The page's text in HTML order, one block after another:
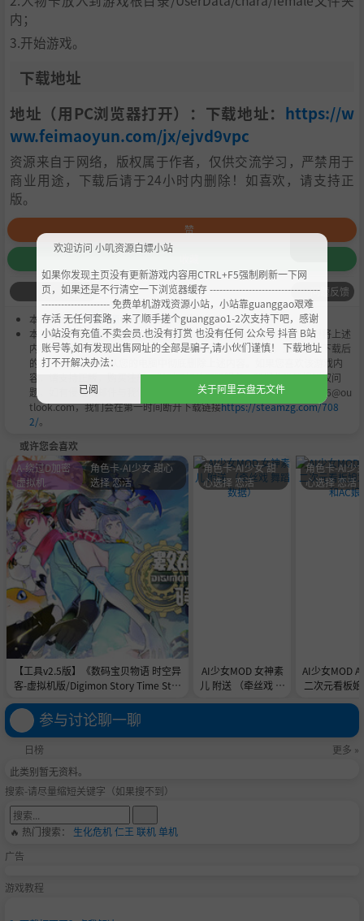
内；
3.开始游戏。
下载地址
地址（用PC浏览器打开）：下载地址： https://w
ww.feimaoyun.com/jx/ejvd9vpc
资源来自于网络，版权属于作者，仅供交流学习，严禁用于
商业用途，下载后请于24小时内删除！如喜欢，请支持正
版。
赞
问题反馈
本作品是由小叽资源 会员Chobits's 搬运作品.
本站提供的资源转载自国内外各大媒体和网络，仅供试玩体验；不得将上述
内容用于商业或者非法用途，否则，一切后果请用户自负。您必须在下载后
的24个小时之内，从您的电脑中彻底删除上述内容。如果您喜欢该游戏内
容，请支持正版，购买注册，得到更好的正版服务。我们非常重视版权问
题，如有侵权请邮件与我们联系处理。敬请谅解！E-mail：acgbns666@ou
tlook.com，我们会在第一时间断开下载链接https://steamzg.com/708
2/。
或许您会喜欢
【工具v2.5版】《数码宝贝物语 时空异
客-虚拟机版/Digimon Story Time Stra
官中免安装-简中31.1GB
A-绕过D加密
虚拟机
角色卡-AI少女 甜心
选择 恋活
AI少女MOD 女神素
儿 附送 （牵丝戏 舞
角色卡-AI少女 甜
心选择 恋活
AI少女MOD A
二次元看板
角色卡-AI少
心选择 恋活
参与讨论聊一聊
日榜
更多 »
此类别暂无资料。
搜索-请尽量缩短关键字（如果搜不到）
🔥 热门搜索： 生化危机仁王 联机单机
广告
游戏教程
欢迎访问 小叽资源白嫖小站
如果你发现主页没有更新游戏内容用CTRL+F5强制刷新一下网
页，如果还是不行清空一下浏览器缓存 ----------------------------------
--------------------- 免费单机游戏资源小站，小站靠guanggao艰难
存活 无任何套路，来了顺手搓个guanggao1-2次支持下吧，感谢
小站没有充值.不卖会员.也没有打赏 也没有任何 公众号 抖音 B站
账号等,如有发现出售网址的全部是骗子,请小伙们谨慎！ 下载地址
打不开解决办法：
已阅
关于阿里云盘无文件